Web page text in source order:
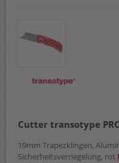
Cutter transotype
19mm Trapezklingen,
Sicherheitsverriegelung, rot